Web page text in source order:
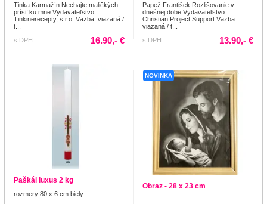
Tinka Karmažín Nechajte maličkých
prísť ku mne Vydavateľstvo:
Tinkinerecepty, s.r.o. Väzba: viazaná /
t...
s DPH
16.90,- €
Papež František Rozlišovanie v
dnešnej dobe Vydavateľstvo:
Christian Project Support Väzba:
viazaná / t...
s DPH
13.90,- €
Paškál luxus 2 kg
rozmery 80 x 6 cm biely
NOVINKA
Obraz - 28 x 23 cm
-